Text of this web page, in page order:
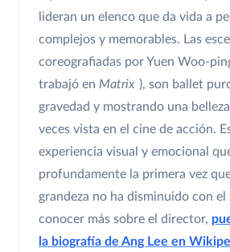
lideran un elenco que da vida a
complejos y memorables. Las
coreografiadas por Yuen Woo-
trabajó en Matrix ), son ballet
gravedad y mostrando una
veces vista en el cine de acción.
experiencia visual y emocional
profundamente la primera vez
grandeza no ha disminuido con el
conocer más sobre el director,
la biografía de Ang Lee en